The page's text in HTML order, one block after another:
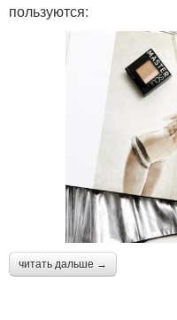
пользуются:
читать дальше →